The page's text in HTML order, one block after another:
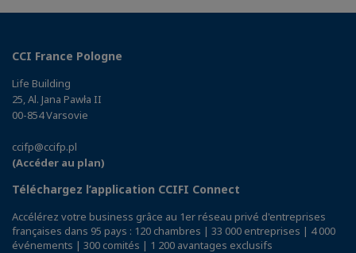
CCI France Pologne
Life Building
25, Al. Jana Pawła II
00-854 Varsovie
ccifp@ccifp.pl
(Accéder au plan)
Téléchargez l’application CCIFI Connect
Accélérez votre business grâce au 1er réseau privé d'entreprises
françaises dans 95 pays : 120 chambres | 33 000 entreprises | 4 000
événements | 300 comités | 1 200 avantages exclusifs